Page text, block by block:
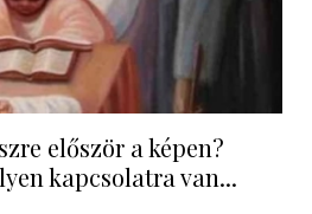
először a képen?
kapcsolatra van...